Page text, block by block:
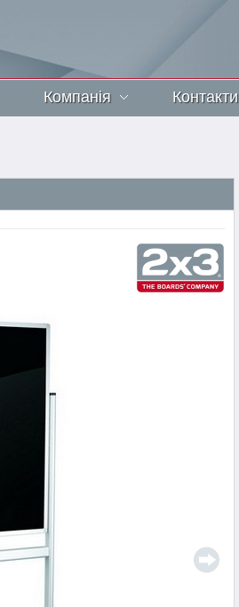
Компанія Контакти